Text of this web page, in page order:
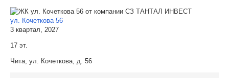
ул. Кочеткова 56
3 квартал, 2027
17 эт.
Чита, ул. Кочеткова, д. 56